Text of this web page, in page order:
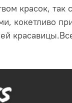
красок, так
кокетливо